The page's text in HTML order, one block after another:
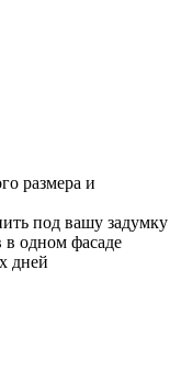
размера и
под вашу задумку
в одном фасаде
дней